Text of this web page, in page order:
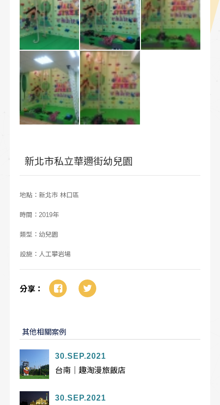
新北市私立華邇街幼兒園
地點：新北市 林口區
時間：2019年
類型：幼兒園
設施：人工攀岩場
分享：
其他相關案例
30.SEP.2021
台南｜趣淘漫旅飯店
30.SEP.2021